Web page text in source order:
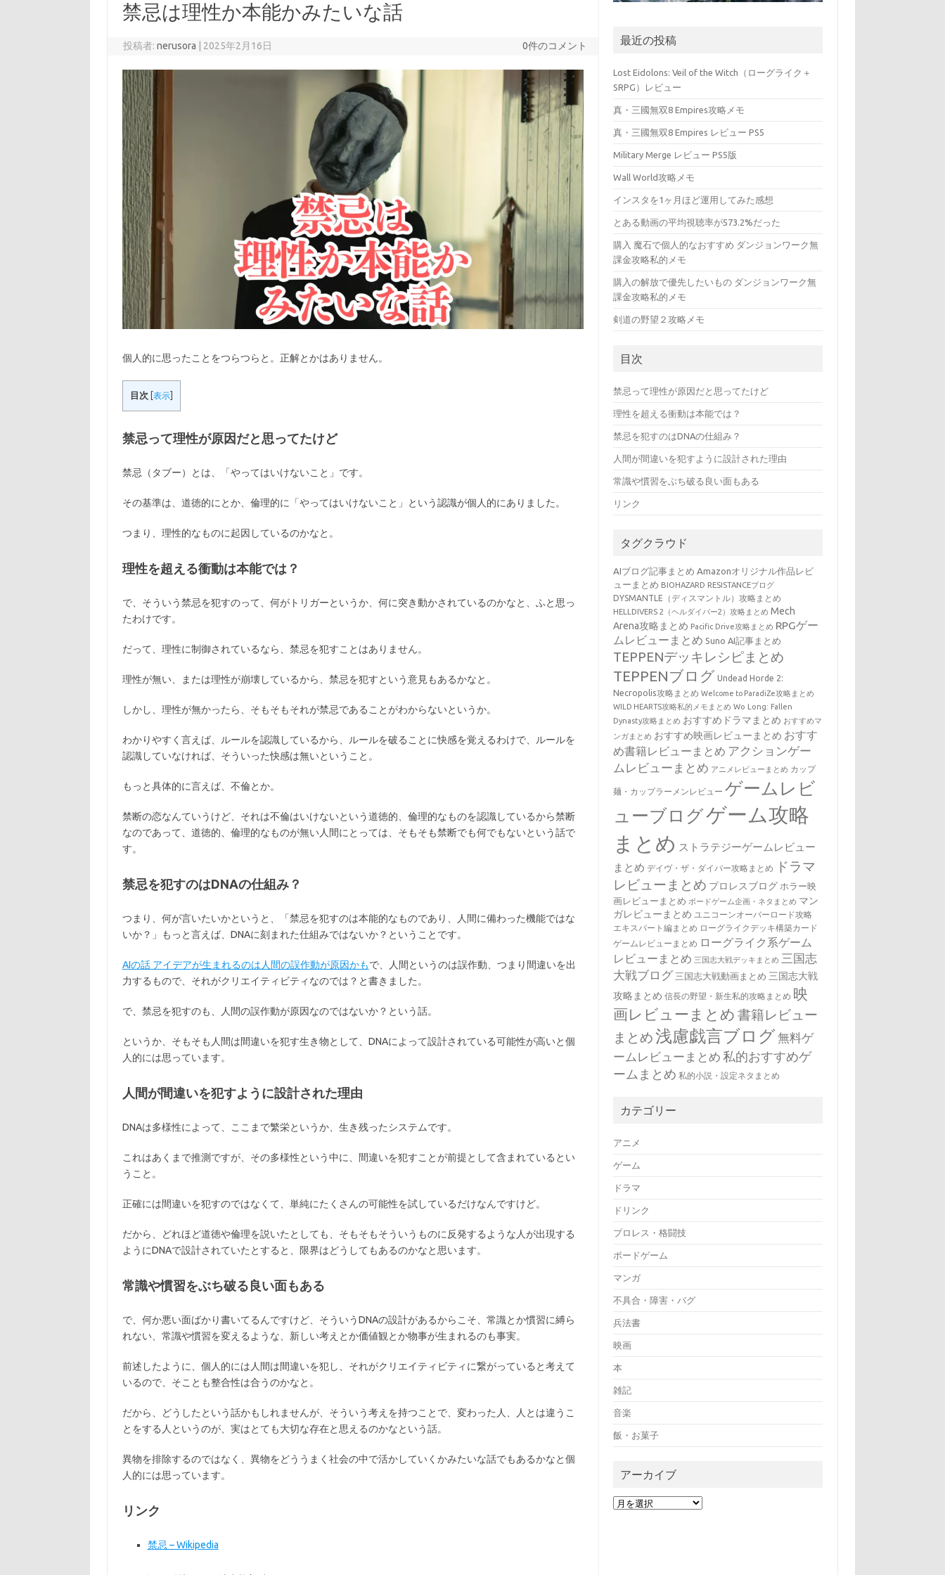
禁忌は理性か本能かみたいな話
投稿者:nerusora 2025年2月16日 0件のコメント
個人的に思ったことをつらつらと。正解とかはありません。
目次 [表示]
禁忌って理性が原因だと思ってたけど
禁忌（タブー）とは、「やってはいけないこと」です。
その基準は、道徳的にとか、倫理的に「やってはいけないこと」という認識が個人的にありました。
つまり、理性的なものに起因しているのかなと。
理性を超える衝動は本能では？
で、そういう禁忌を犯すのって、何がトリガーというか、何に突き動かされているのかなと、ふと思っ
たわけです。
だって、理性に制御されているなら、禁忌を犯すことはありません。
理性が無い、または理性が崩壊しているから、禁忌を犯すという意見もあるかなと。
しかし、理性が無かったら、そもそもそれが禁忌であることがわからないというか。
わかりやすく言えば、ルールを認識しているから、ルールを破ることに快感を覚えるわけで、ルールを
認識していなければ、そういった快感は無いということ。
もっと具体的に言えば、不倫とか。
禁断の恋なんていうけど、それは不倫はいけないという道徳的、倫理的なものを認識しているから禁断
なのであって、道徳的、倫理的なものが無い人間にとっては、そもそも禁断でも何でもないという話で
す。
禁忌を犯すのはDNAの仕組み？
つまり、何が言いたいかというと、「禁忌を犯すのは本能的なものであり、人間に備わった機能ではな
いか？」もっと言えば、DNAに刻まれた仕組みではないか？ということです。
AIの話 アイデアが生まれるのは人間の誤作動が原因かもで、人間というのは誤作動、つまり間違いを出
力するもので、それがクリエイティビティなのでは？と書きました。
で、禁忌を犯すのも、人間の誤作動が原因なのではないか？という話。
というか、そもそも人間は間違いを犯す生き物として、DNAによって設計されている可能性が高いと個
人的には思っています。
人間が間違いを犯すように設計された理由
DNAは多様性によって、ここまで繁栄というか、生き残ったシステムです。
これはあくまで推測ですが、その多様性という中に、間違いを犯すことが前提として含まれているとい
うこと。
正確には間違いを犯すのではなくて、単純にたくさんの可能性を試しているだけなんですけど。
だから、どれほど道徳や倫理を説いたとしても、そもそもそういうものに反発するような人が出現する
ようにDNAで設計されていたとすると、限界はどうしてもあるのかなと思います。
常識や慣習をぶち破る良い面もある
で、何か悪い面ばかり書いてるんですけど、そういうDNAの設計があるからこそ、常識とか慣習に縛ら
れない、常識や慣習を変えるような、新しい考えとか価値観とか物事が生まれるのも事実。
前述したように、個人的には人間は間違いを犯し、それがクリエイティビティに繋がっていると考えて
いるので、そことも整合性は合うのかなと。
だから、どうしたという話かもしれませんが、そういう考えを持つことで、変わった人、人とは違うこ
とをする人というのが、実はとても大切な存在と思えるのかなという話。
異物を排除するのではなく、異物をどううまく社会の中で活かしていくかみたいな話でもあるかなと個
人的には思っています。
リンク
禁忌 – Wikipedia
最近の投稿
Lost Eidolons: Veil of the Witch（ローグライク＋
SRPG）レビュー
真・三國無双8 Empires攻略メモ
真・三國無双8 Empires レビュー PS5
Military Merge レビュー PS5版
Wall World攻略メモ
インスタを1ヶ月ほど運用してみた感想
とある動画の平均視聴率が573.2%だった
購入 魔石で個人的なおすすめ ダンジョンワーク無
課金攻略私的メモ
購入の解放で優先したいもの ダンジョンワーク無
課金攻略私的メモ
剣道の野望２攻略メモ
目次
禁忌って理性が原因だと思ってたけど
理性を超える衝動は本能では？
禁忌を犯すのはDNAの仕組み？
人間が間違いを犯すように設計された理由
常識や慣習をぶち破る良い面もある
リンク
タグクラウド
AIブログ記事まとめ Amazonオリジナル作品レビ
ューまとめ BIOHAZARD RESISTANCEブログ
DYSMANTLE（ディスマントル）攻略まとめ
HELLDIVERS 2（ヘルダイバー2）攻略まとめ Mech
Arena攻略まとめ Pacific Drive攻略まとめ RPGゲー
ムレビューまとめ Suno AI記事まとめ
TEPPENデッキレシピまとめ
TEPPENブログ Undead Horde 2:
Necropolis攻略まとめ Welcome to ParadiZe攻略まとめ
WILD HEARTS攻略私的メモまとめ Wo Long: Fallen
Dynasty攻略まとめ おすすめドラマまとめ おすすめマ
ンガまとめ おすすめ映画レビューまとめ おすす
め書籍レビューまとめ アクションゲー
ムレビューまとめ アニメレビューまとめ カップ
麺・カップラーメンレビュー ゲームレビ
ューブログゲーム攻略
まとめ ストラテジーゲームレビュー
まとめ デイヴ・ザ・ダイバー攻略まとめ
ドラマ
レビューまとめ プロレスブログ ホラー映
画レビューまとめ ボードゲーム企画・ネタまとめ マン
ガレビューまとめ ユニコーンオーバーロード攻略
エキスパート編まとめ ローグライクデッキ構築カード
ゲームレビューまとめ ローグライク系ゲーム
レビューまとめ 三国志大戦デッキまとめ 三国志
大戦ブログ 三国志大戦動画まとめ 三国志大戦
攻略まとめ 信長の野望・新生私的攻略まとめ 映
画レビューまとめ 書籍レビュー
まとめ浅慮戯言ブログ無料ゲ
ームレビューまとめ 私的おすすめゲ
ームまとめ 私的小説・設定ネタまとめ
カテゴリー
アニメ
ゲーム
ドラマ
ドリンク
プロレス・格闘技
ボードゲーム
マンガ
不具合・障害・バグ
兵法書
映画
本
雑記
音楽
飯・お菓子
アーカイブ
ア